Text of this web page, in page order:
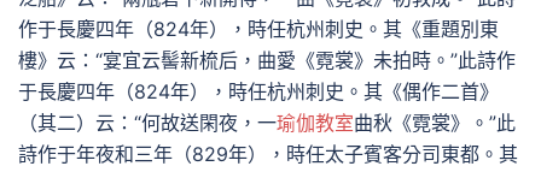
作于長慶四年（824年），時任杭州刺史。其《重題別東
樓》云：“宴宜云髻新梳后，曲愛《霓裳》未拍時。”此詩作
于長慶四年（824年），時任杭州刺史。其《偶作二首》
（其二）云：“何故送閑夜，一瑜伽教室曲秋《霓裳》。”此
詩作于年夜和三年（829年），時任太子賓客分司東都。其